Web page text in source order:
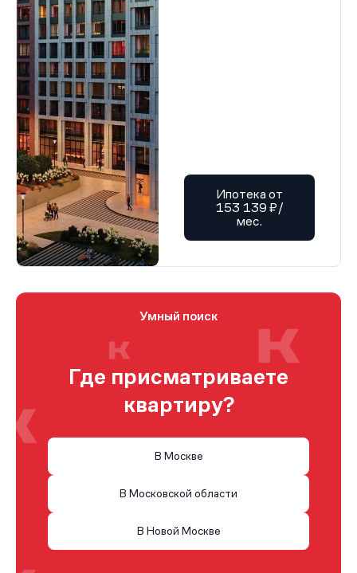
Ипотека от
153 139 ₽/
мес.
Умный поиск
Где присматриваете
квартиру?
В Москве
В Московской области
В Новой Москве